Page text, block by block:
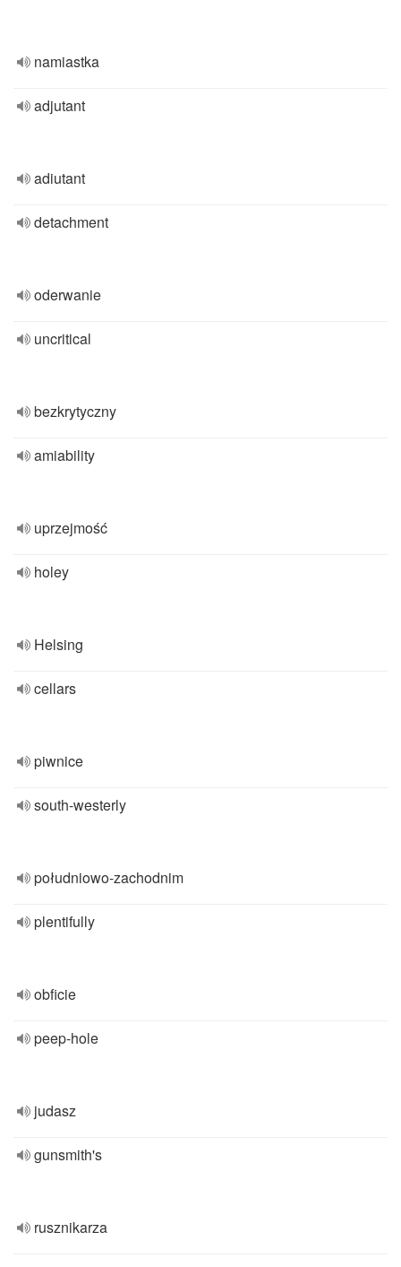
namiastka
adjutant
adiutant
detachment
oderwanie
uncritical
bezkrytyczny
amiability
uprzejmość
holey
Helsing
cellars
piwnice
south-westerly
południowo-zachodnim
plentifully
obficie
peep-hole
judasz
gunsmith's
rusznikarza